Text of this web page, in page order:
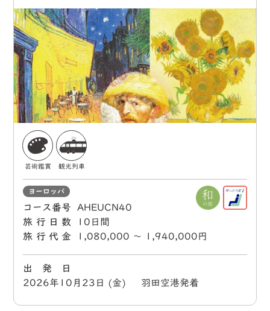
芸術鑑賞 観光列車
ヨーロッパ
コース番号
AHEUCN40
旅行日数
10日間
旅行代金
1,080,000 〜 1,940,000円
出 発 日
2026年10月23日 (金) 羽田空港発着